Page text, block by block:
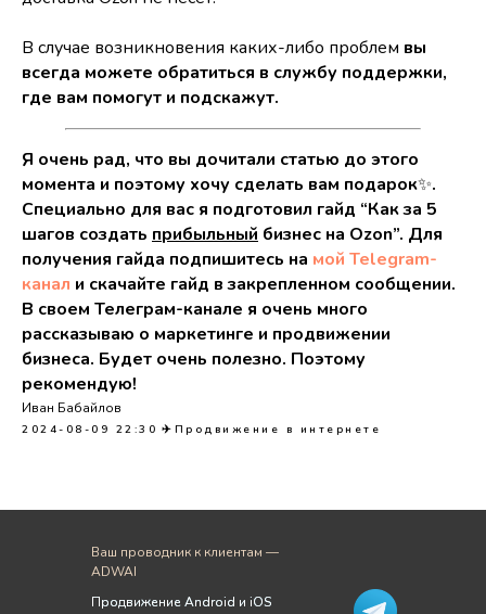
В случае возникновения каких-либо проблем вы
всегда можете обратиться в службу поддержки,
где вам помогут и подскажут.
Я очень рад, что вы дочитали статью до этого
момента и поэтому хочу сделать вам подарок✨.
Специально для вас я подготовил гайд “Как за 5
шагов создать прибыльный бизнес на Ozon”. Для
получения гайда подпишитесь на мой Telegram-
канал и скачайте гайд в закрепленном сообщении.
В своем Телеграм-канале я очень много
рассказываю о маркетинге и продвижении
бизнеса. Будет очень полезно. Поэтому
рекомендую!
Иван Бабайлов
2024-08-09 22:30 ✈️Продвижение в интернете
Ваш проводник к клиентам —
ADWAI
Продвижение Android и iOS
Продвижение Android и iOS